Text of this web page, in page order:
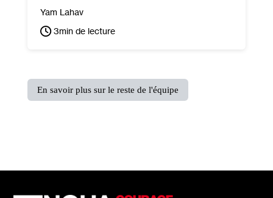
Yam Lahav
3min de lecture
En savoir plus sur le reste de l'équipe